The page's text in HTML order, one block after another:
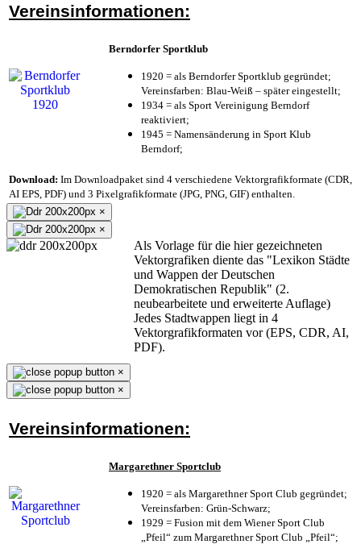
Vereinsinformationen:
Berndorfer Sportklub
1920 = als Berndorfer Sportklub gegründet;
Vereinsfarben: Blau-Weiß – später eingestellt;
1934 = als Sport Vereinigung Berndorf
reaktiviert;
1945 = Namensänderung in Sport Klub
Berndorf;
Download: Im Downloadpaket sind 4 verschiedene Vektorgrafikformate (CDR,
AI EPS, PDF) und 3 Pixelgrafikformate (JPG, PNG, GIF) enthalten.
×
×
Als Vorlage für die hier gezeichneten
Vektorgrafiken diente das "Lexikon Städte
und Wappen der Deutschen
Demokratischen Republik" (2.
neubearbeitete und erweiterte Auflage)
Jedes Stadtwappen liegt in 4
Vektorgrafikformaten vor (EPS, CDR, AI,
PDF).
×
×
Vereinsinformationen:
Margarethner Sportclub
1920 = als Margarethner Sport Club gegründet;
Vereinsfarben: Grün-Schwarz;
1929 = Fusion mit dem Wiener Sport Club
„Pfeil“ zum Margarethner Sport Club „Pfeil“;